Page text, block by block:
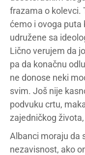
frazama o kolevci.
ćemo i ovoga
udružene sa
Lično verujem da
pa da konačnu
ne donose neki
svim. Još nije
podvuku crtu,
zajedničkog
Albanci moraju da
nezavisnost, ako